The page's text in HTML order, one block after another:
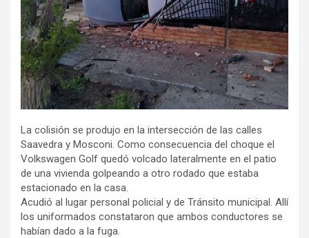
La colisión se produjo en la intersección de las calles
Saavedra y Mosconi. Como consecuencia del choque el
Volkswagen Golf quedó volcado lateralmente en el patio
de una vivienda golpeando a otro rodado que estaba
estacionado en la casa.
Acudió al lugar personal policial y de Tránsito municipal. Allí
los uniformados constataron que ambos conductores se
habían dado a la fuga.